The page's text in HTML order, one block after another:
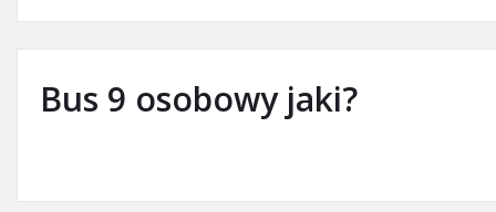
Bus 9 osobowy jaki?